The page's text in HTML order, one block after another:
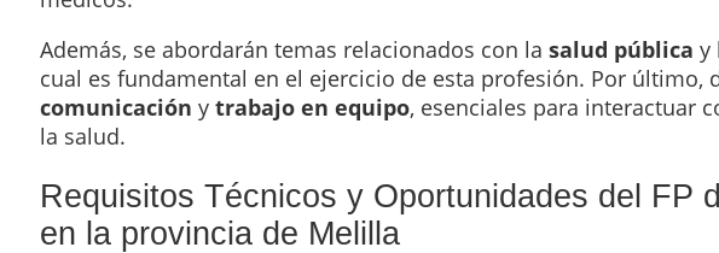
Además, se abordarán temas relacionados con la salud pública y
cual es fundamental en el ejercicio de esta profesión. Por último,
comunicación y trabajo en equipo, esenciales para interactuar
la salud.
Requisitos Técnicos y Oportunidades del FP
en la provincia de Melilla